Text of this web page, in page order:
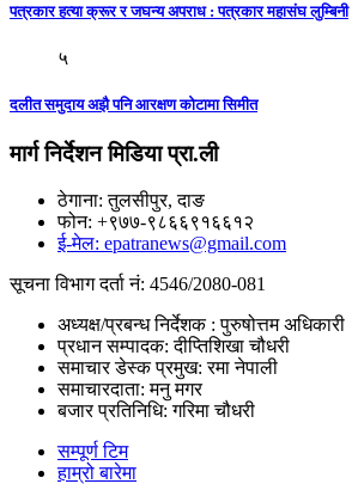
पत्रकार हत्या क्रूर र जघन्य अपराध : पत्रकार महासंघ लुम्बिनी
५
दलीत समुदाय अझै पनि आरक्षण कोटामा सिमीत
मार्ग निर्देशन मिडिया प्रा.ली
ठेगाना: तुलसीपुर, दाङ
फोन: +९७७-९८६६९१६६१२
ई-मेल: epatranews@gmail.com
सूचना विभाग दर्ता नं: 4546/2080-081
अध्यक्ष/प्रबन्ध निर्देशक : पुरुषोत्तम अधिकारी
प्रधान सम्पादक: दीप्तिशिखा चौधरी
समाचार डेस्क प्रमुख: रमा नेपाली
समाचारदाता: मनु मगर
बजार प्रतिनिधि: गरिमा चौधरी
सम्पूर्ण टिम
हाम्रो बारेमा